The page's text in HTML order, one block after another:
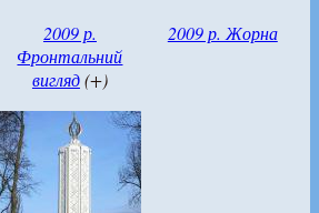
2009 р.
Фронтальний
вигляд(+)
2009 р. Жорна